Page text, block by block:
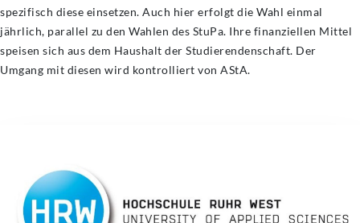
spezifisch diese einsetzen. Auch hier erfolgt die Wahl einmal
jährlich, parallel zu den Wahlen des StuPa. Ihre finanziellen Mittel
speisen sich aus dem Haushalt der Studierendenschaft. Der
Umgang mit diesen wird kontrolliert von AStA.